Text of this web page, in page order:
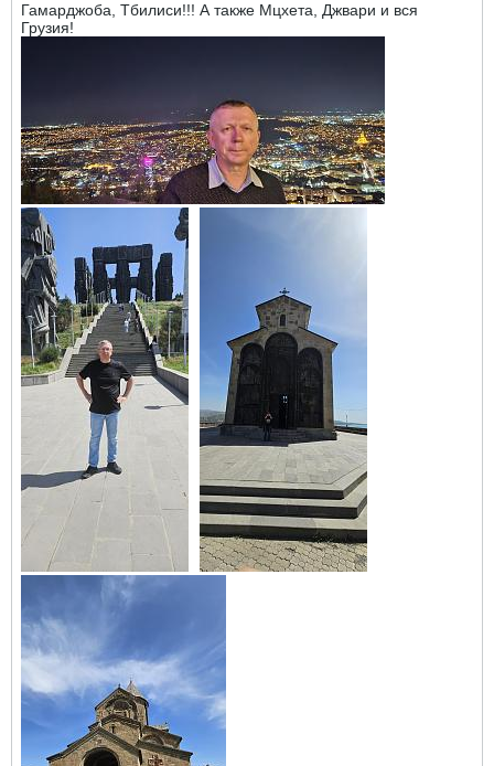
Гамарджоба, Тбилиси!!! А также Мцхета, Джвари и вся
Грузия!